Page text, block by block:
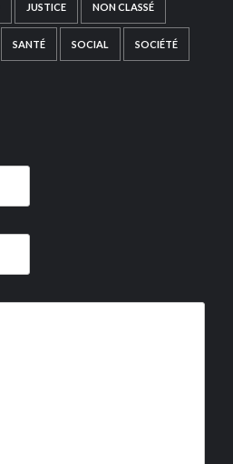
JUSTICE NON CLASSÉ
SANTÉ SOCIAL SOCIÉTÉ